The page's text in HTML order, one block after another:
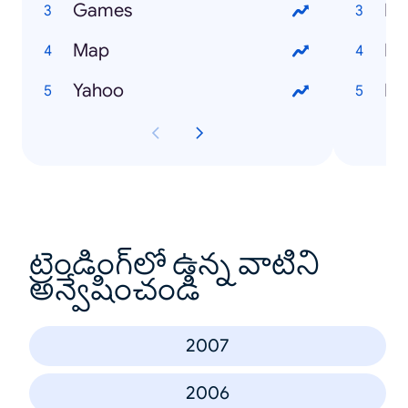
Games
Map
Yahoo
ట్రెండింగ్‌లో ఉన్న వాటిని
అన్వేషించండి
2007
2006